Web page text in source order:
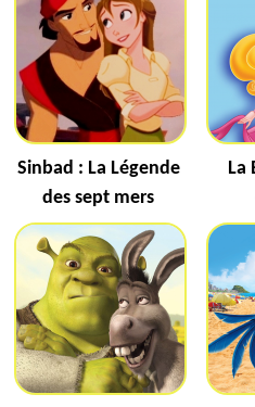
Sinbad : La Légende
des sept mers
La